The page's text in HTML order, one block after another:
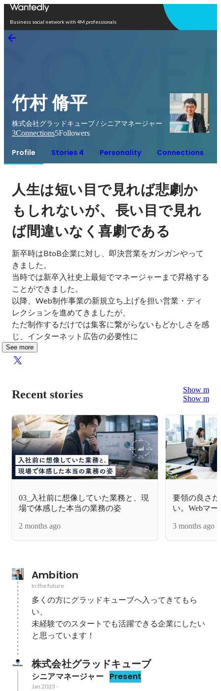
Business social network with 4M professionals
竹村 脩平
株式会社グラッドキューブ / シニアマネージャー
3Connections5Followers
Profile Stories 4 Personality Connections
人生は短い目で見れば悲劇か
もしれないが、 長い目で見れ
ば間違いなく喜劇である
新卒時はBtoB企業に対し、即決営業をガンガンやって
きました。
当時では新卒入社史上最短でマネージャーまで昇格する
ことができました。
以降、Web制作事業の新規立ち上げを担い営業・ディ
レクションを進めてきましたが、
ただ制作するだけでは集客に繋がらないもどかしさを感
じ、インターネット広告の必要性に
See more
Recent stories
Show more
Show more
03_入社前に想像していた業務と、現
場で体感した本当の業務の姿
2 months ago
要領の良さ
い。Webマ
3 months ago
Ambition
In the future
多くの方にグラッドキューブへ入ってきてもら
い、
未経験でのスタートでも活躍できる企業にしたい
と思っています！
株式会社グラッドキューブ
シニアマネージャー Present
Jan 2023 -